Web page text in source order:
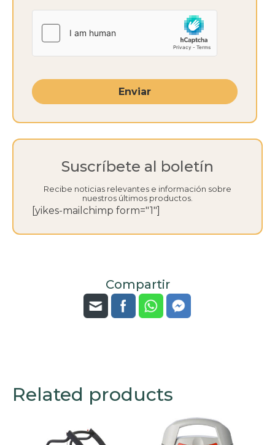
Enviar
Suscríbete al boletín
Recibe noticias relevantes e información sobre
nuestros últimos productos.
[yikes-mailchimp form="1"]
Compartir
Related products